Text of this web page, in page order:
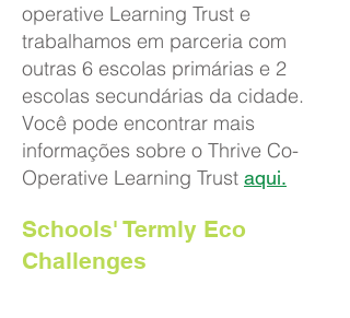
operative Learning Trust e
trabalhamos em parceria com
outras 6 escolas primárias e 2
escolas secundárias da cidade.
Você pode encontrar mais
informações sobre o Thrive Co-
Operative Learning Trust aqui.
Schools' Termly Eco
Challenges